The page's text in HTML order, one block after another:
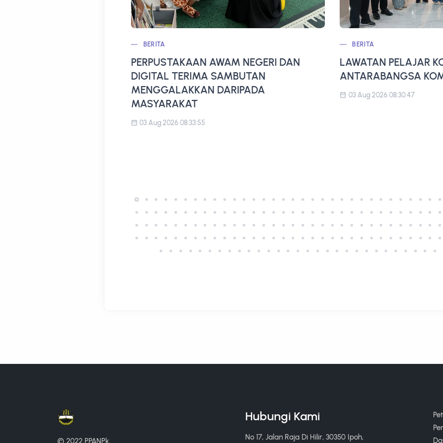
BERITA
PERPUSTAKAAN AWAM NEGERI DAN
DIGITAL TERIMA SAMBUTAN
MENGGALAKKAN DARIPADA
MASYARAKAT
03 Aug 2026 08:33:55
BERITA
LAWATAN PELAJAR
ANTARABANGSA
03 Aug 2026 08:30:47
© 2022 PPANPk.
Hubungi Kami
No 17, Jalan Raja Di Hilir, 30350 Ipoh,